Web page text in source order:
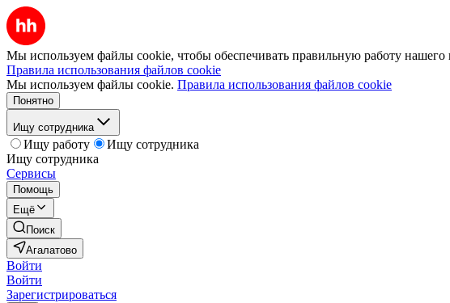
Мы используем файлы cookie, чтобы обеспечивать правильную работу нашего
Правила использования файлов cookie
Мы используем файлы cookie. Правила использования файлов cookie
Понятно
Ищу сотрудника
Ищу работу
Ищу сотрудника
Ищу сотрудника
Сервисы
Помощь
Ещё
Поиск
Агалатово
Войти
Войти
Зарегистрироваться